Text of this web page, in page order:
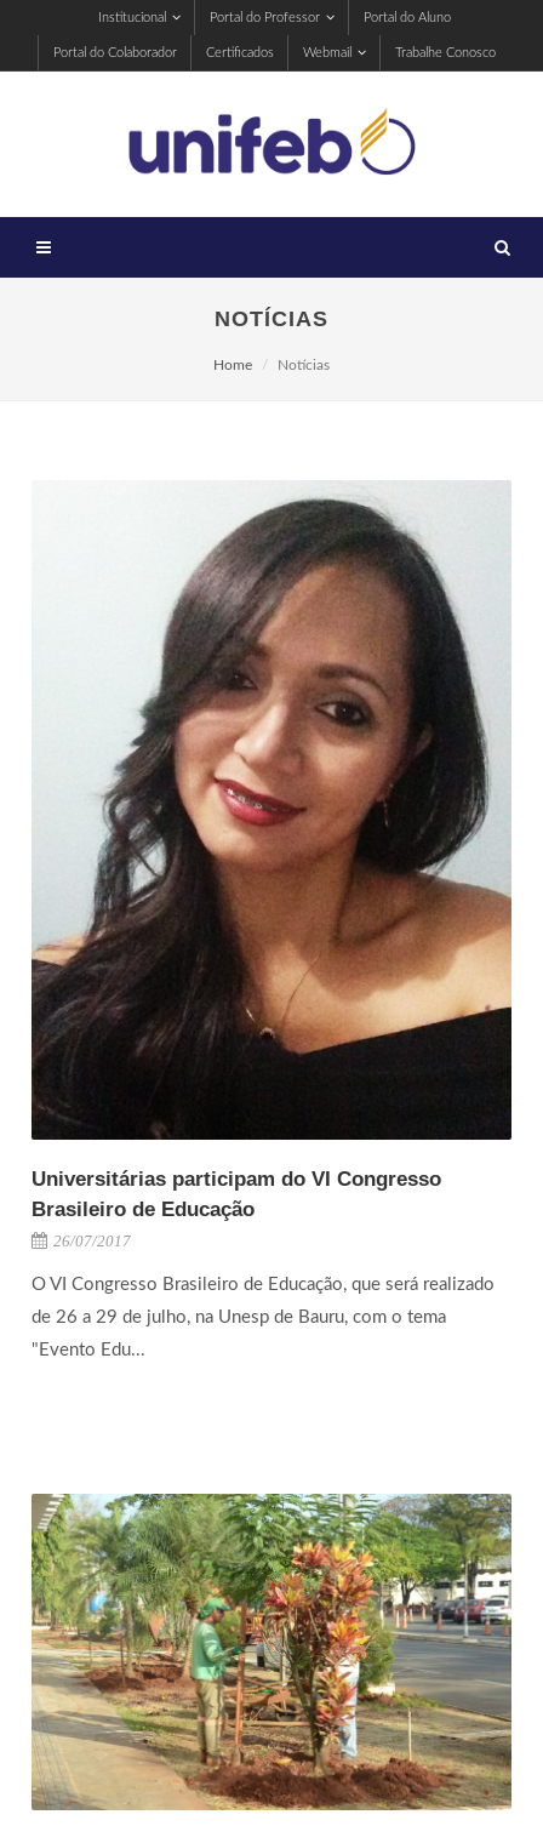
Institucional Portal do Professor Portal do Aluno
Portal do Colaborador Certificados Webmail Trabalhe Conosco
NOTÍCIAS
Home Notícias
Universitárias participam do VI Congresso
Brasileiro de Educação
26/07/2017
O VI Congresso Brasileiro de Educação, que será realizado
de 26 a 29 de julho, na Unesp de Bauru, com o tema
"Evento Edu...